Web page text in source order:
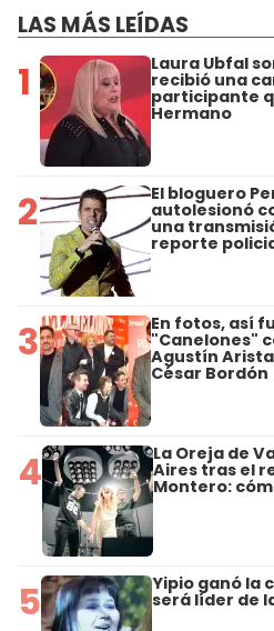
LAS MÁS LEÍDAS
1 Laura Ubfal
recibió una
participante
Hermano
2 El bloguero
autolesionó
una
reporte
3 En fotos, así
"Canelones"
Agustín
César Bordón
4 La Oreja de
Aires tras el
Montero:
5 Yipio ganó la
será líder de